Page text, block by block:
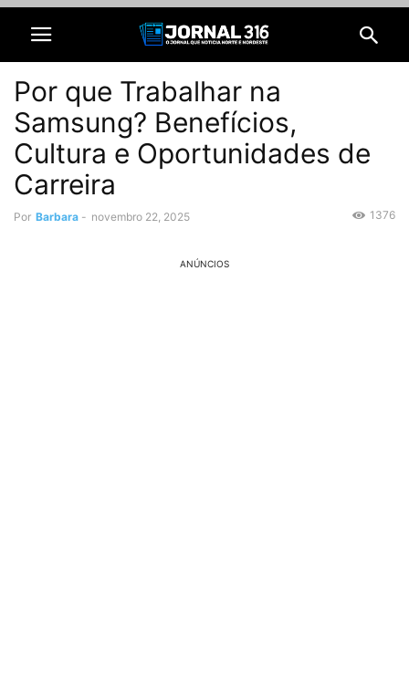
Por que Trabalhar na
Samsung? Benefícios,
Cultura e Oportunidades de
Carreira
Por Barbara - novembro 22, 2025 1376
ANÚNCIOS